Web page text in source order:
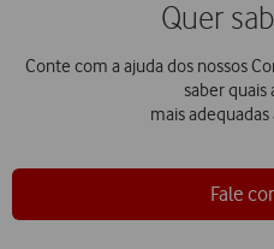
Quer
Conte com a ajuda dos nossos
saber quais
mais
Fale